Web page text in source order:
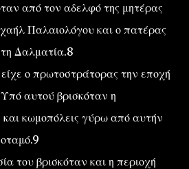
από τον αδελφό της μητέρας
Παλαιολόγου και ο πατέρας
Δαλματία.8
ο πρωτοστράτορας την εποχή
αυτού βρισκόταν η
και κωμοπόλεις γύρω από αυτήν
του βρισκόταν και η περιοχή